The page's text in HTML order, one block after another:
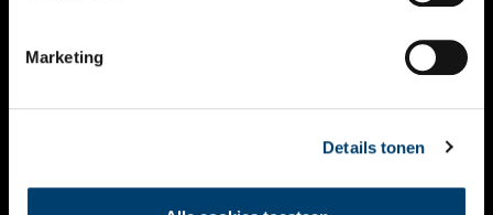
Marketing
Details tonen
VIDEO’S
CONTACT